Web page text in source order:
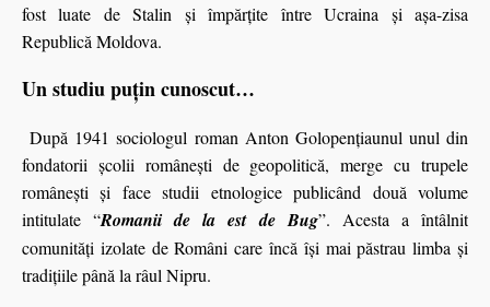
fost luate de Stalin și împărțite între Ucraina și aşa-zisa
Republică Moldova.
Un studiu puțin cunoscut…
După 1941 sociologul roman Anton Golopențiaunul unul din
fondatorii școlii românești de geopolitică, merge cu trupele
româneşti şi face studii etnologice publicând două volume
intitulate “Romanii de la est de Bug”. Acesta a întâlnit
comunităţi izolate de Români care încă îşi mai păstrau limba şi
tradițiile până la râul Nipru.